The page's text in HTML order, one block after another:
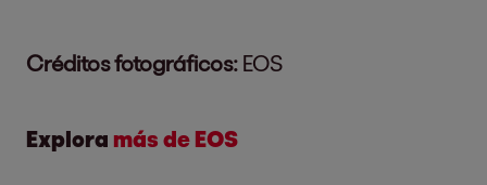
Créditos fotográficos: EOS
Explora más de EOS